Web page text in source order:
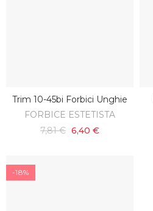
AGGIUNGI AL CARRELLO
Trim 10-45bi Forbici Unghie
FORBICE ESTETISTA
7,81 € 6,40 €
-18%